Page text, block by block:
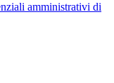
amministrativi di